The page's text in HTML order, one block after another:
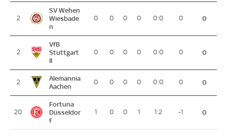
2
SV Wehen
Wiesbade
n
0 0 0 0 0:0 0 0
2
VfB
Stuttgart
II
0 0 0 0 0:0 0 0
2
Alemannia
Aachen
0 0 0 0 0:0 0 0
20
Fortuna
Düsseldor
f
1 0 0 1 1:2 -1 0